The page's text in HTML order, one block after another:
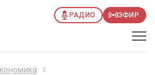
РАДИО ЭФИР